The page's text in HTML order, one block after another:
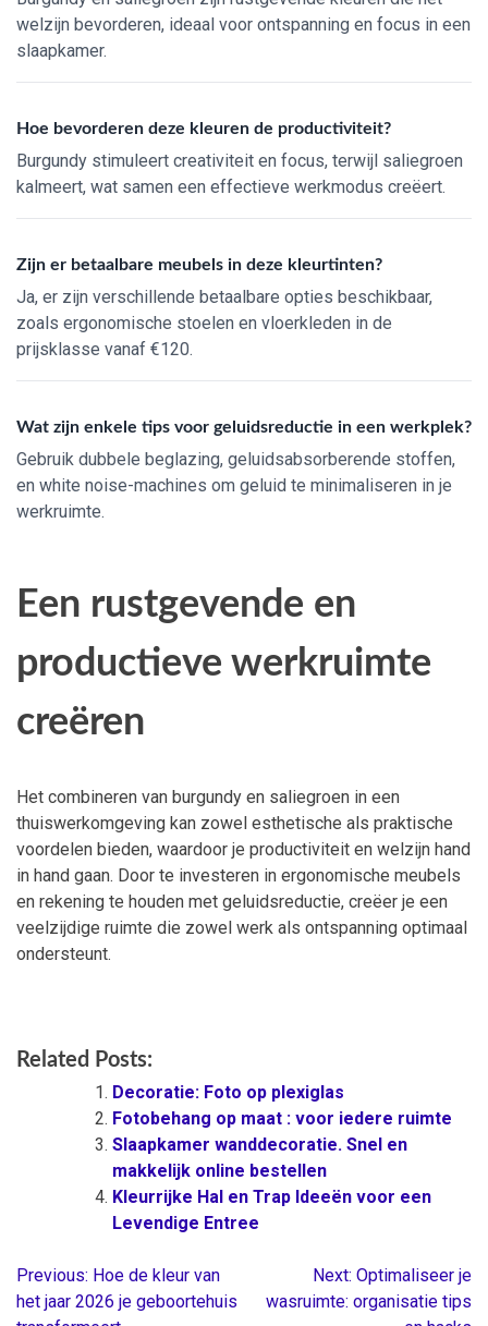
welzijn bevorderen, ideaal voor ontspanning en focus in een
slaapkamer.
Hoe bevorderen deze kleuren de productiviteit?
Burgundy stimuleert creativiteit en focus, terwijl saliegroen
kalmeert, wat samen een effectieve werkmodus creëert.
Zijn er betaalbare meubels in deze kleurtinten?
Ja, er zijn verschillende betaalbare opties beschikbaar,
zoals ergonomische stoelen en vloerkleden in de
prijsklasse vanaf €120.
Wat zijn enkele tips voor geluidsreductie in een werkplek?
Gebruik dubbele beglazing, geluidsabsorberende stoffen,
en white noise-machines om geluid te minimaliseren in je
werkruimte.
Een rustgevende en
productieve werkruimte
creëren
Het combineren van burgundy en saliegroen in een
thuiswerkomgeving kan zowel esthetische als praktische
voordelen bieden, waardoor je productiviteit en welzijn hand
in hand gaan. Door te investeren in ergonomische meubels
en rekening te houden met geluidsreductie, creëer je een
veelzijdige ruimte die zowel werk als ontspanning optimaal
ondersteunt.
Related Posts:
Decoratie: Foto op plexiglas
Fotobehang op maat : voor iedere ruimte
Slaapkamer wanddecoratie. Snel en
makkelijk online bestellen
Kleurrijke Hal en Trap Ideeën voor een
Levendige Entree
Berichtnavigatie
Previous: Hoe de kleur van
het jaar 2026 je geboortehuis
Next: Optimaliseer je
wasruimte: organisatie tips